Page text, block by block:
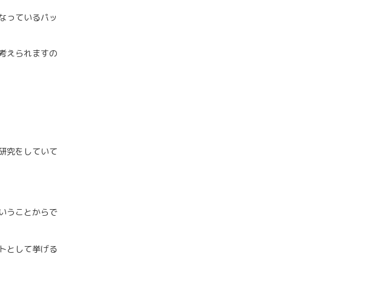
っているパッ
えられますの
究をしていて
うことからで
として挙げる